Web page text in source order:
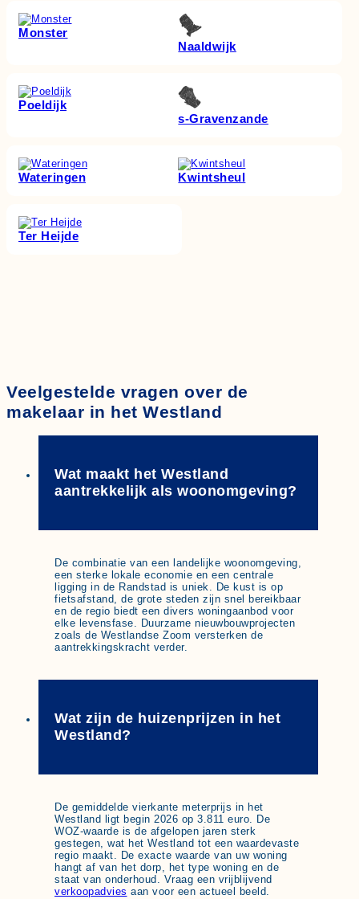
Monster
Naaldwijk
Poeldijk
s‑Gravenzande
Wateringen Kwintsheul
Ter Heijde
Veelgestelde vragen over de
makelaar in het Westland
Wat maakt het Westland
aantrekkelijk als woonomgeving?
De combinatie van een landelijke woonomgeving,
een sterke lokale economie en een centrale
ligging in de Randstad is uniek. De kust is op
fietsafstand, de grote steden zijn snel bereikbaar
en de regio biedt een divers woningaanbod voor
elke levensfase. Duurzame nieuwbouwprojecten
zoals de Westlandse Zoom versterken de
aantrekkingskracht verder.
Wat zijn de huizenprijzen in het
Westland?
De gemiddelde vierkante meterprijs in het
Westland ligt begin 2026 op 3.811 euro. De
WOZ-waarde is de afgelopen jaren sterk
gestegen, wat het Westland tot een waardevaste
regio maakt. De exacte waarde van uw woning
hangt af van het dorp, het type woning en de
staat van onderhoud. Vraag een vrijblijvend
verkoopadvies aan voor een actueel beeld.